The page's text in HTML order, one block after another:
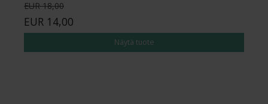
EUR 18,00
EUR 14,00
Näytä tuote